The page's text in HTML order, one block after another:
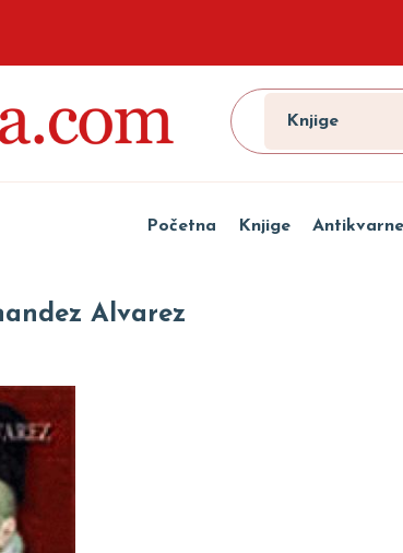
Knjige
Početna Knjige
Alvarez